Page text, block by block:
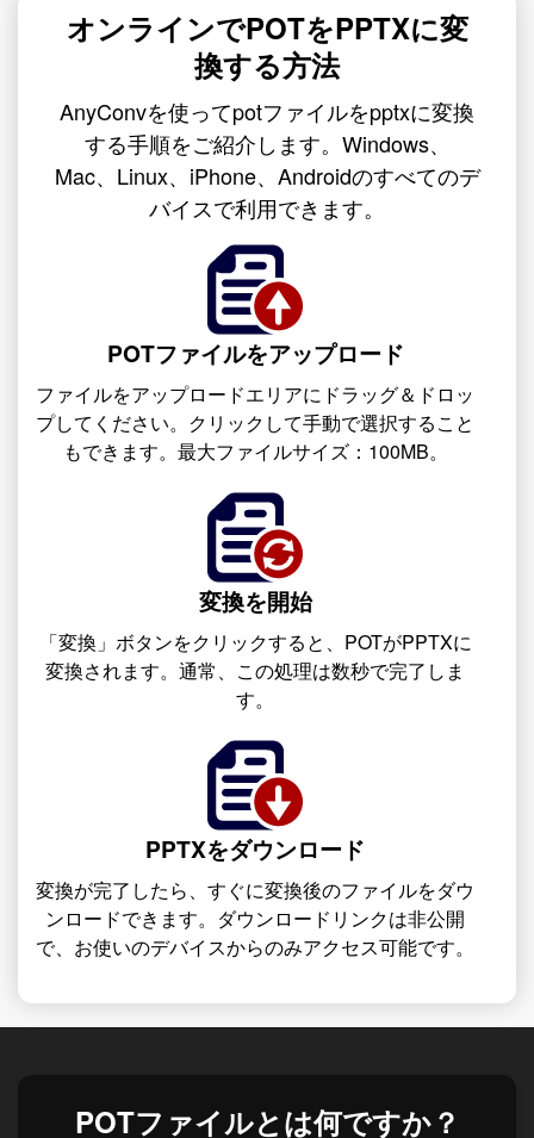
オンラインでPOTをPPTXに変
換する方法
AnyConvを使ってpotファイルをpptxに変換
する手順をご紹介します。Windows、
Mac、Linux、iPhone、Androidのすべてのデ
バイスで利用できます。
POTファイルをアップロード
ファイルをアップロードエリアにドラッグ＆ドロッ
プしてください。クリックして手動で選択すること
もできます。最大ファイルサイズ：100MB。
変換を開始
「変換」ボタンをクリックすると、POTがPPTXに
変換されます。通常、この処理は数秒で完了しま
す。
PPTXをダウンロード
変換が完了したら、すぐに変換後のファイルをダウ
ンロードできます。ダウンロードリンクは非公開
で、お使いのデバイスからのみアクセス可能です。
POTファイルとは何ですか？